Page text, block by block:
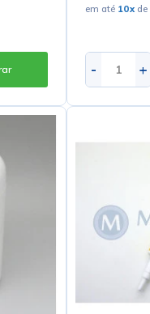
em até 10x de
- +